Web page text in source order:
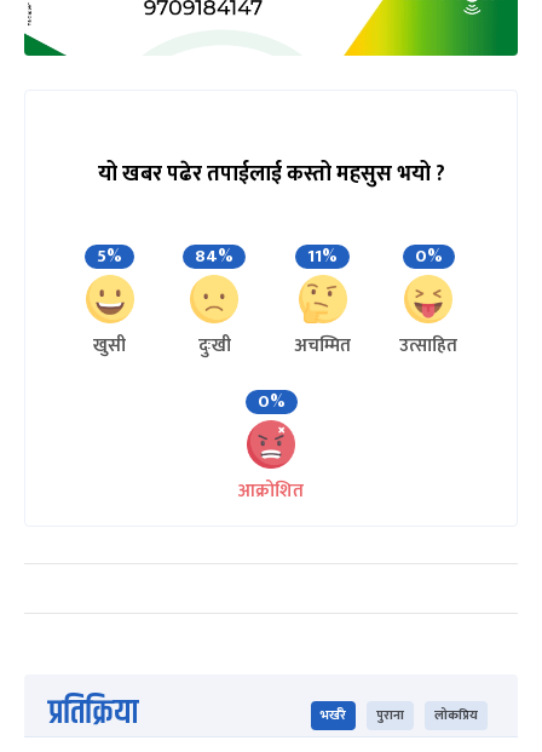
यो खबर पढेर तपाईलाई कस्तो महसुस भयो ?
5%
खुसी
84%
दुःखी
11%
अचम्मित
0%
उत्साहित
0%
आक्रोशित
प्रतिक्रिया भर्खरै पुराना लोकप्रिय